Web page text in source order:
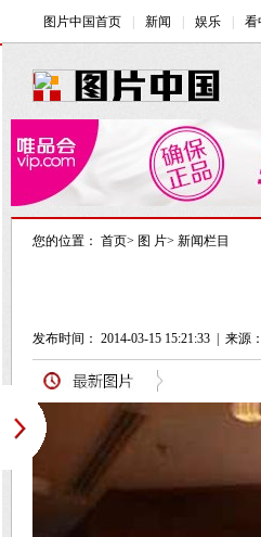
您的位置： 首页> 图 片> 新闻栏目
发布时间： 2014-03-15 15:21:33 来源